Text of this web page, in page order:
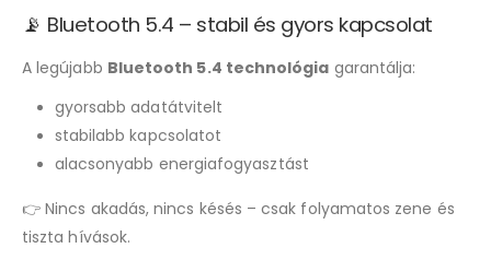
📡 Bluetooth 5.4 – stabil és gyors kapcsolat
A legújabb Bluetooth 5.4 technológia garantálja:
gyorsabb adatátvitelt
stabilabb kapcsolatot
alacsonyabb energiafogyasztást
👉 Nincs akadás, nincs késés – csak folyamatos zene és
tiszta hívások.